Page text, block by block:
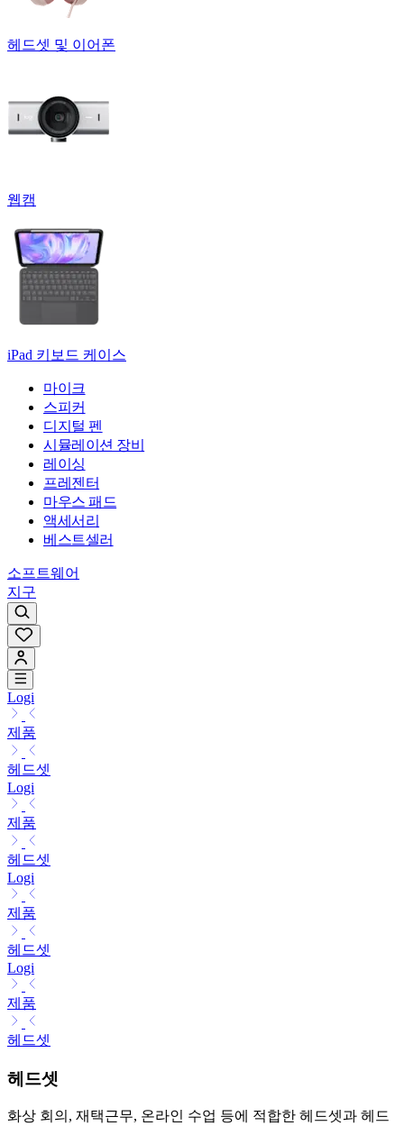
헤드셋 및 이어폰
웹캠
iPad 키보드 케이스
마이크
스피커
디지털 펜
시뮬레이션 장비
레이싱
프레젠터
마우스 패드
액세서리
베스트셀러
소프트웨어
지구
Logi
제품
헤드셋
Logi
제품
헤드셋
Logi
제품
헤드셋
Logi
제품
헤드셋
헤드셋
화상 회의, 재택근무, 온라인 수업 등에 적합한 헤드셋과 헤드